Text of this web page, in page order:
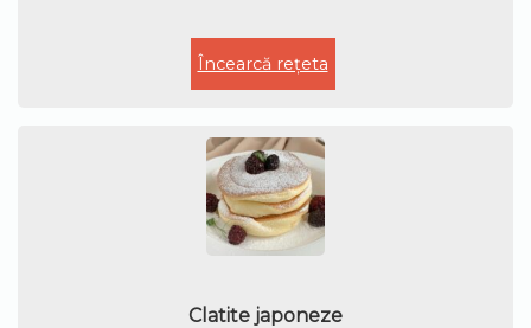
Încearcă rețeta
Clatite japoneze